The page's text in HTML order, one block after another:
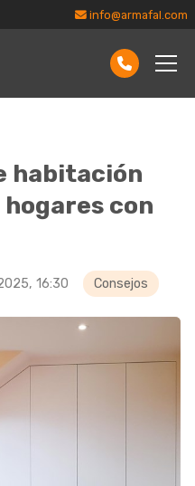
info@armafal.com
habitación
con
16:30 Consejos